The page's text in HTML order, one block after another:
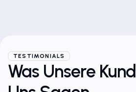
TESTIMONIALS
Was Unsere